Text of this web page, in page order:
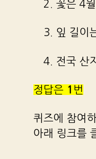
2. 꽃은 4
3. 잎 길이
4. 전국 산
정답은 1 번
퀴즈에 참여
아래 링크를